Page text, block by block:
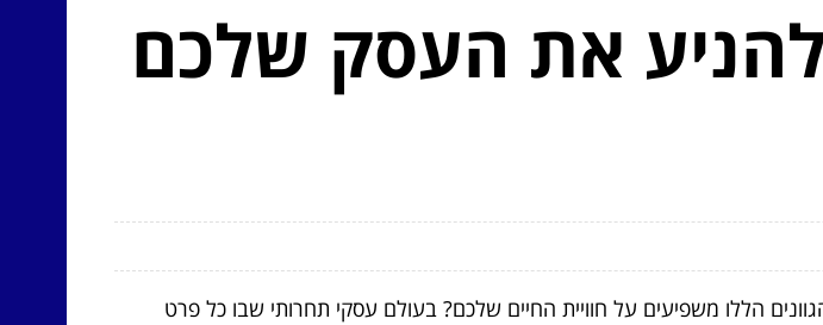
להניע את העסק שלכם
הללו משפיעים על חוויית החיים שלכם? בעולם עסקי תחרותי שבו כל פרט